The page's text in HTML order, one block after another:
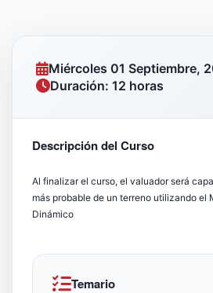
Miércoles 01 Septiembre,
Duración: 12 horas
Descripción del Curso
Al finalizar el curso, el valuador será
más probable de un terreno utilizando el
Dinámico
Temario